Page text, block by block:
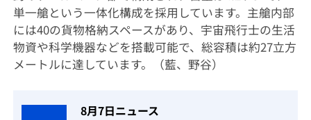
単一艙という一体化構成を採用しています。主艙内部
には40の貨物格納スペースがあり、宇宙飛行士の生活
物資や科学機器などを搭載可能で、総容積は約27立方
メートルに達しています。（藍、野谷）
8月7日ニュース